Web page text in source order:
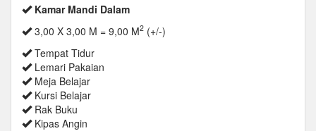
Kamar Mandi Dalam
3,00 X 3,00 M = 9,00 M2 (+/-)
Tempat Tidur
Lemari Pakaian
Meja Belajar
Kursi Belajar
Rak Buku
Kipas Angin